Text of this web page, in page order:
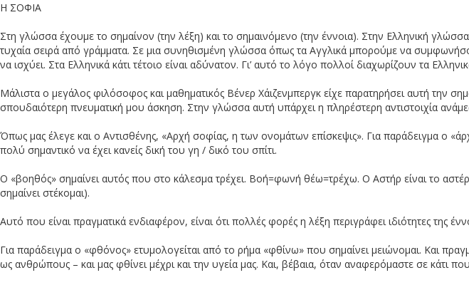
Η ΣΟΦΙΑ
Στη γλώσσα έχουμε το σημαίνον (την λέξη) και το σημαινόμενο (την έννοια). Στην Ελληνική
τυχαία σειρά από γράμματα. Σε μια συνηθισμένη γλώσσα όπως τα Αγγλικά μπορούμε να
να ισχύει. Στα Ελληνικά κάτι τέτοιο είναι αδύνατον. Γι’ αυτό το λόγο πολλοί διαχωρίζουν τα
Μάλιστα ο μεγάλος φιλόσοφος και μαθηματικός Βένερ Χάιζενμπεργκ είχε παρατηρήσει αυτή την
σπουδαιότερη πνευματική μου άσκηση. Στην γλώσσα αυτή υπάρχει η πληρέστερη αντιστοιχία
Όπως μας έλεγε και ο Αντισθένης, «Αρχή σοφίας, η των ονομάτων επίσκεψις». Για παράδειγμα ο
πολύ σημαντικό να έχει κανείς δική του γη / δικό του σπίτι.
Ο «βοηθός» σημαίνει αυτός που στο κάλεσμα τρέχει. Βοή=φωνή θέω=τρέχω. Ο Αστήρ είναι το
σημαίνει στέκομαι).
Αυτό που είναι πραγματικά ενδιαφέρον, είναι ότι πολλές φορές η λέξη περιγράφει ιδιότητες της
Για παράδειγμα ο «φθόνος» ετυμολογείται από το ρήμα «φθίνω» που σημαίνει μειώνομαι. Και
ως ανθρώπους – και μας φθίνει μέχρι και την υγεία μας. Και, βέβαια, όταν αναφερόμαστε σε